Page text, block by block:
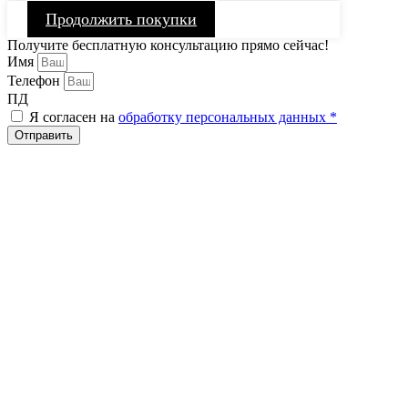
Продолжить покупки
Получите бесплатную консультацию прямо сейчас!
Имя
Телефон
ПД
Я согласен на обработку персональных данных *
Отправить